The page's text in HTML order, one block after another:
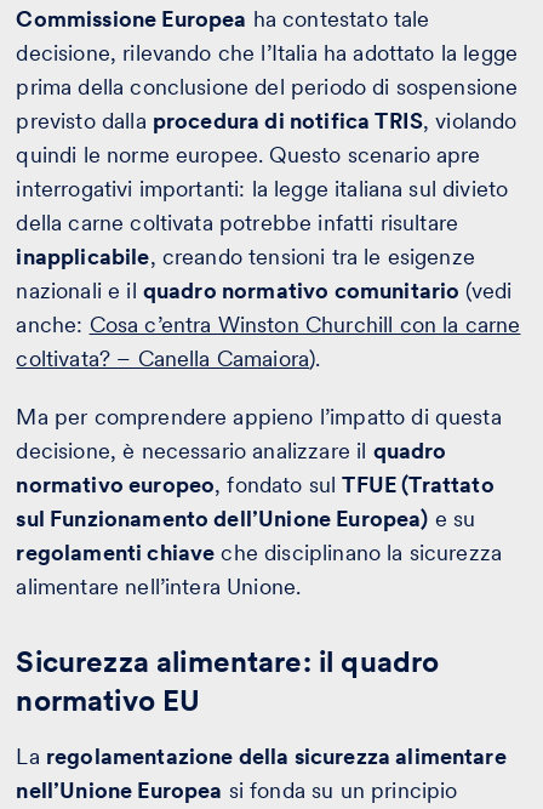
Commissione Europea ha contestato tale
decisione, rilevando che l’Italia ha adottato la legge
prima della conclusione del periodo di sospensione
previsto dalla procedura di notifica TRIS, violando
quindi le norme europee. Questo scenario apre
interrogativi importanti: la legge italiana sul divieto
della carne coltivata potrebbe infatti risultare
inapplicabile, creando tensioni tra le esigenze
nazionali e il quadro normativo comunitario (vedi
anche: Cosa c’entra Winston Churchill con la carne
coltivata? – Canella Camaiora).
Ma per comprendere appieno l’impatto di questa
decisione, è necessario analizzare il quadro
normativo europeo, fondato sulTFUE (Trattato
sul Funzionamento dell’Unione Europea) e su
regolamenti chiave che disciplinano la sicurezza
alimentare nell’intera Unione.
Sicurezza alimentare: il quadro
normativo EU
La regolamentazione della sicurezza alimentare
nell’Unione Europea si fonda su un principio